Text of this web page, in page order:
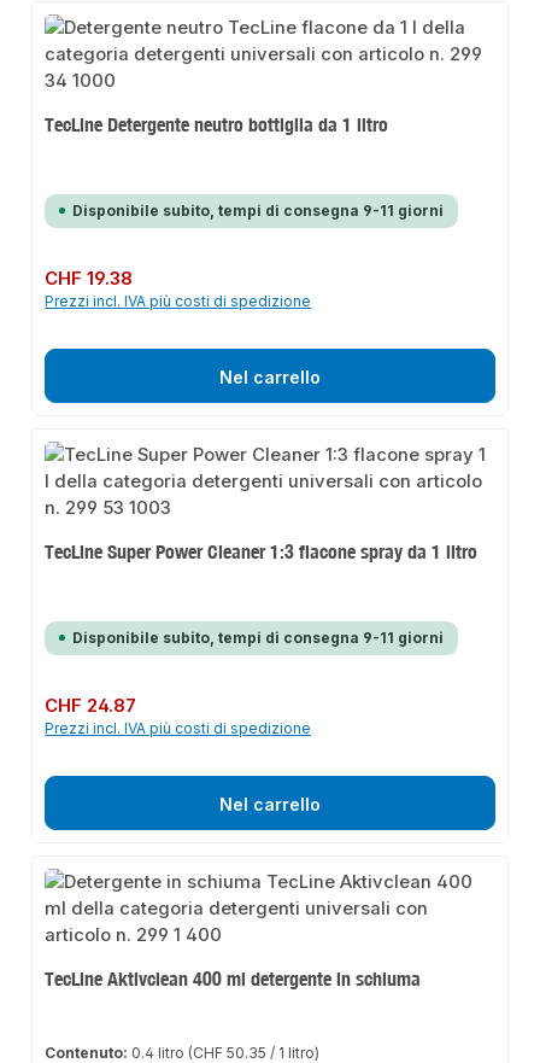
TecLine Detergente neutro bottiglia da 1 litro
Disponibile subito, tempi di consegna 9-11 giorni
Prezzo normale:
CHF 19.38
Prezzi incl. IVA più costi di spedizione
Nel carrello
TecLine Super Power Cleaner 1:3 flacone spray da 1 litro
Disponibile subito, tempi di consegna 9-11 giorni
Prezzo normale:
CHF 24.87
Prezzi incl. IVA più costi di spedizione
Nel carrello
TecLine Aktivclean 400 ml detergente in schiuma
Contenuto: 0.4 litro (CHF 50.35 / 1 litro)